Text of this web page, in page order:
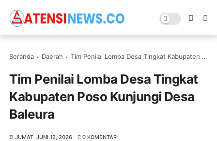
Beranda Daerah Tim Penilai Lomba Desa Tingkat Kabupaten Poso Kunjungi Desa Baleura
Tim Penilai Lomba Desa Tingkat
Kabupaten Poso Kunjungi Desa
Baleura
JUMAT, JUNI 12, 2026 0 KOMENTAR